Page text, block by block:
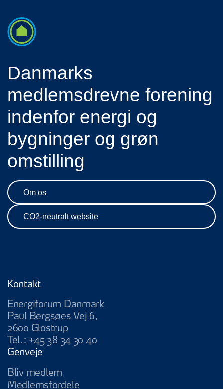
Danmarks
medlemsdrevne forening
indenfor energi og
bygninger og grøn
omstilling
Om os
CO2-neutralt website
Kontakt
Energiforum Danmark
Paul Bergsøes Vej 6,
2600 Glostrup
Tel.: +45 38 34 30 40
Genveje
Bliv medlem
Medlemsfordele